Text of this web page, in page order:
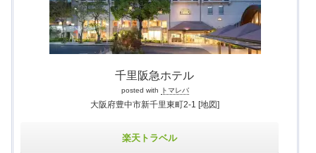
千里阪急ホテル
posted with トマレバ
大阪府豊中市新千里東町2-1 [地図]
楽天トラベル